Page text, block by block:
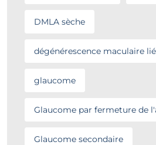
DMLA sèche
dégénérescence maculaire
glaucome
Glaucome par fermeture de
Glaucome secondaire